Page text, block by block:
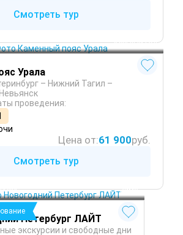
Смотреть тур
Круглый год
Урала
– Нижний Тагил –
проведения:
Цена от:61 900руб.
Смотреть тур
Зима
Петербург ЛАЙТ
экскурсии и свободные дни